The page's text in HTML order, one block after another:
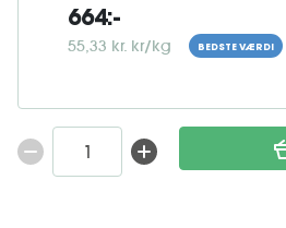
664:-
55,33 kr. kr/kg BEDSTE VÆRDI